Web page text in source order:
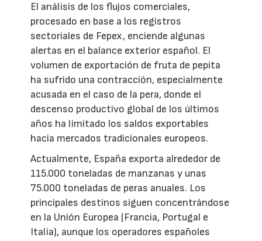
El análisis de los flujos comerciales,
procesado en base a los registros
sectoriales de Fepex, enciende algunas
alertas en el balance exterior español. El
volumen de exportación de fruta de pepita
ha sufrido una contracción, especialmente
acusada en el caso de la pera, donde el
descenso productivo global de los últimos
años ha limitado los saldos exportables
hacia mercados tradicionales europeos.
Actualmente, España exporta alrededor de
115.000 toneladas de manzanas y unas
75.000 toneladas de peras anuales. Los
principales destinos siguen concentrándose
en la Unión Europea (Francia, Portugal e
Italia), aunque los operadores españoles